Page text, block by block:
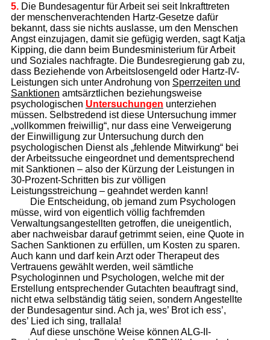
5.Die Bundesagentur für Arbeit sei seit Inkrafttreten
der menschenverachtenden Hartz-Gesetze dafür
bekannt, dass sie nichts auslasse, um den Menschen
Angst einzujagen, damit sie gefügig werden, sagt Katja
Kipping, die dann beim Bundesministerium für Arbeit
und Soziales nachfragte. Die Bundesregierung gab zu,
dass Beziehende von Arbeitslosengeld oder Hartz-IV-
Leistungen sich unter Androhung von Sperrzeiten und
Sanktionen amtsärztlichen beziehungsweise
psychologischen Untersuchungen unterziehen
müssen. Selbstredend ist diese Untersuchung immer
„vollkommen freiwillig“, nur dass eine Verweigerung
der Einwilligung zur Untersuchung durch den
psychologischen Dienst als „fehlende Mitwirkung“ bei
der Arbeitssuche eingeordnet und dementsprechend
mit Sanktionen – also der Kürzung der Leistungen in
30-Prozent-Schritten bis zur völligen
Leistungsstreichung – geahndet werden kann!
Die Entscheidung, ob jemand zum Psychologen
müsse, wird von eigentlich völlig fachfremden
Verwaltungsangestellten getroffen, die uneigentlich,
aber nachweisbar darauf getrimmt seien, eine Quote in
Sachen Sanktionen zu erfüllen, um Kosten zu sparen.
Auch kann und darf kein Arzt oder Therapeut des
Vertrauens gewählt werden, weil sämtliche
Psychologinnen und Psychologen, welche mit der
Erstellung entsprechender Gutachten beauftragt sind,
nicht etwa selbständig tätig seien, sondern Angestellte
der Bundesagentur sind. Ach ja, wes’ Brot ich ess’,
des’ Lied ich sing, trallala!
Auf diese unschöne Weise können ALG-II-